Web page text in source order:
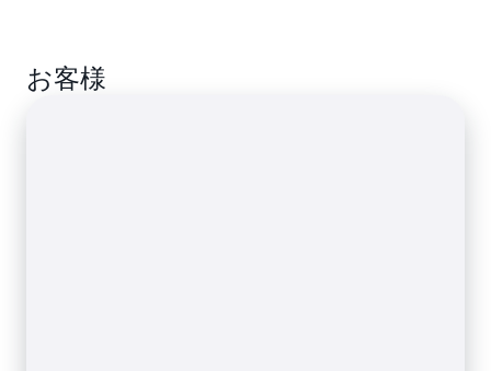
ニタリング、日常的なタスクの自動化をすべて一箇
お客様